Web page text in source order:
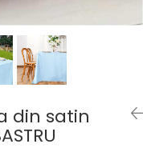
din satin